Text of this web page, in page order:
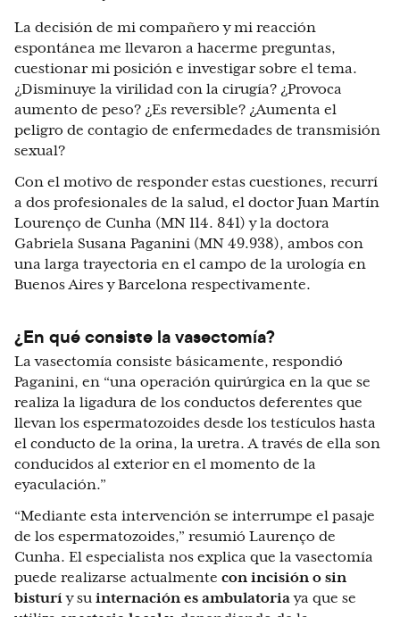
La decisión de mi compañero y mi reacción
espontánea me llevaron a hacerme preguntas,
cuestionar mi posición e investigar sobre el tema.
¿Disminuye la virilidad con la cirugía? ¿Provoca
aumento de peso? ¿Es reversible? ¿Aumenta el
peligro de contagio de enfermedades de transmisión
sexual?
Con el motivo de responder estas cuestiones, recurrí
a dos profesionales de la salud, el doctor Juan Martín
Lourenço de Cunha (MN 114. 841) y la doctora
Gabriela Susana Paganini (MN 49.938), ambos con
una larga trayectoria en el campo de la urología en
Buenos Aires y Barcelona respectivamente.
¿En qué consiste la vasectomía?
La vasectomía consiste básicamente, respondió
Paganini, en “una operación quirúrgica en la que se
realiza la ligadura de los conductos deferentes que
llevan los espermatozoides desde los testículos hasta
el conducto de la orina, la uretra. A través de ella son
conducidos al exterior en el momento de la
eyaculación.”
“Mediante esta intervención se interrumpe el pasaje
de los espermatozoides,” resumió Laurenço de
Cunha. El especialista nos explica que la vasectomía
puede realizarse actualmente con incisión o sin
bisturíy su internación es ambulatoriaya que se